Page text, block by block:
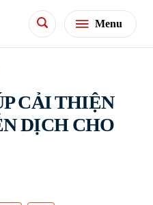
Menu
CẢI THIỆN
DỊCH CHO